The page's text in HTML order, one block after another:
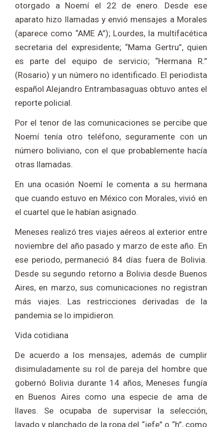
otorgado a Noemí el 22 de enero. Desde ese
aparato hizo llamadas y envió mensajes a Morales
(aparece como “AME A”); Lourdes, la multifacética
secretaria del expresidente; “Mama Gertru”, quien
es parte del equipo de servicio; “Hermana R.”
(Rosario) y un número no identificado. El periodista
español Alejandro Entrambasaguas obtuvo antes el
reporte policial.
Por el tenor de las comunicaciones se percibe que
Noemí tenía otro teléfono, seguramente con un
número boliviano, con el que probablemente hacía
otras llamadas.
En una ocasión Noemí le comenta a su hermana
que cuando estuvo en México con Morales, vivió en
el cuartel que le habían asignado.
Meneses realizó tres viajes aéreos al exterior entre
noviembre del año pasado y marzo de este año. En
ese periodo, permaneció 84 días fuera de Bolivia.
Desde su segundo retorno a Bolivia desde Buenos
Aires, en marzo, sus comunicaciones no registran
más viajes. Las restricciones derivadas de la
pandemia se lo impidieron.
Vida cotidiana
De acuerdo a los mensajes, además de cumplir
disimuladamente su rol de pareja del hombre que
gobernó Bolivia durante 14 años, Meneses fungía
en Buenos Aires como una especie de ama de
llaves. Se ocupaba de supervisar la selección,
lavado y planchado de la ropa del “jefe” o “h”, como